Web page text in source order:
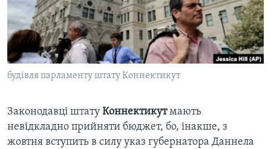
СУСПІЛЬСТВО
ЕКОНОМІКА
ІСТОРІЇ УСПІХУ УКРАЇНЦІВ
ТЕЛЕПРОГРАМИ
ЧАС-TIME
ВІКНО В АМЕРИКУ
ПРАЙМ-ТАЙМ
ENGLISH
Learning English
МИ В СОЦМЕРЕЖАХ
будівля парламенту штату Коннектикут
Законодавці штату Коннектикутмають
невідкладно прийняти бюджет, бо, інакше, з
жовтня вступить в силу указ губернатора Даннела